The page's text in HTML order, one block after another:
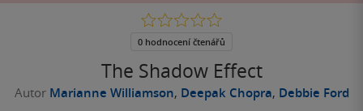
The Shadow Effect
Autor Marianne Williamson, Deepak Chopra, Debbie Ford
0.0
5
0 hodnocení čtenářů